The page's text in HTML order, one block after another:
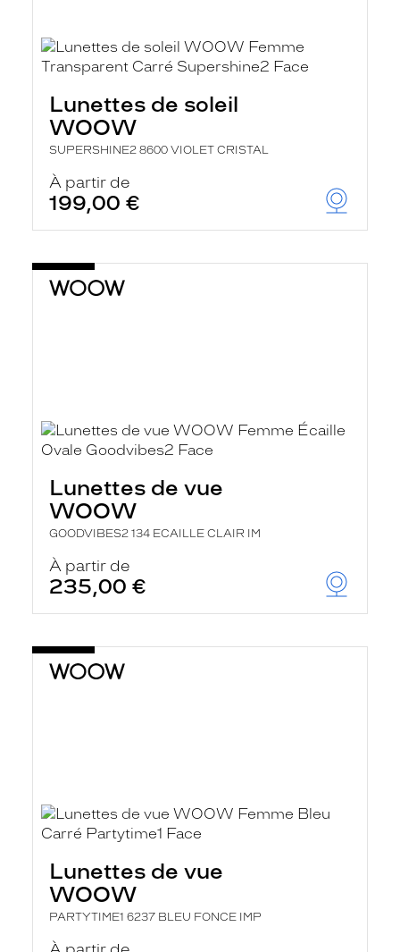
Lunettes de soleil
WOOW
SUPERSHINE2 8600 VIOLET CRISTAL
À partir de
199,00 €
Lunettes de vue
WOOW
GOODVIBES2 134 ECAILLE CLAIR IM
À partir de
235,00 €
Lunettes de vue
WOOW
PARTYTIME1 6237 BLEU FONCE IMP